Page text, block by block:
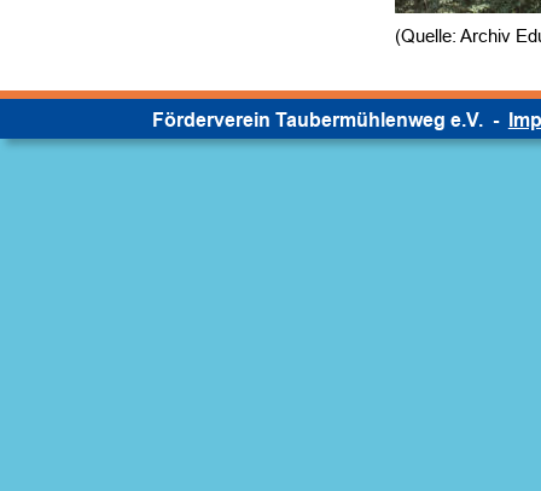
Förderverein Taubermühlenweg e.V.  -
(Quelle: Archiv